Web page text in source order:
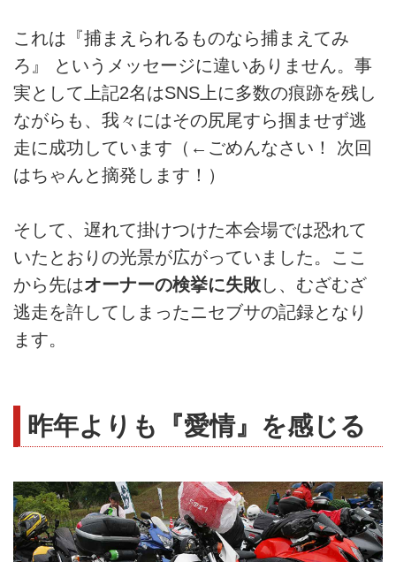
これは『捕まえられるものなら捕まえてみ
ろ』 というメッセージに違いありません。事
実として上記2名はSNS上に多数の痕跡を残し
ながらも、我々にはその尻尾すら掴ませず逃
走に成功しています（←ごめんなさい！ 次回
はちゃんと摘発します！）
そして、遅れて掛けつけた本会場では恐れて
いたとおりの光景が広がっていました。ここ
から先はオーナーの検挙に失敗し、むざむざ
逃走を許してしまったニセブサの記録となり
ます。
昨年よりも『愛情』を感じる